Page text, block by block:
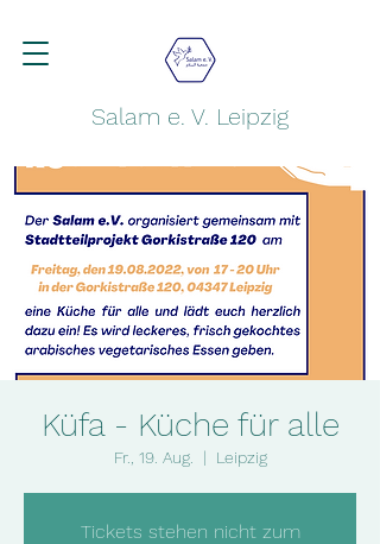
Salam e. V. Leipzig
Küfa - Küche für alle
Fr., 19. Aug.
  |
Leipzig
Tickets stehen nicht zum